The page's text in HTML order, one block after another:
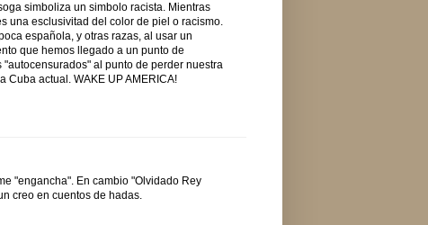
simboliza un simbolo racista. Mientras
una esclusivitad del color de piel o racismo.
española, y otras razas, al usar un
que hemos llegado a un punto de
al punto de perder nuestra
Cuba actual. WAKE UP AMERICA!
"engancha". En cambio "Olvidado Rey
creo en cuentos de hadas.